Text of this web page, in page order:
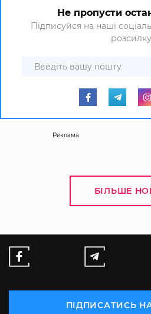
Не пропусти
Підписуйся на наші
Реклама
БІЛЬШЕ
ПІДПИСАТИСЬ